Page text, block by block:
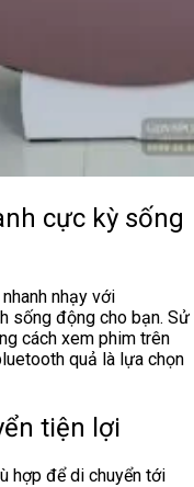
cực kỳ sống
nhạy với
sống động cho bạn. Sử
cách xem phim trên
quả là lựa chọn
tiện lợi
hợp để di chuyển tới